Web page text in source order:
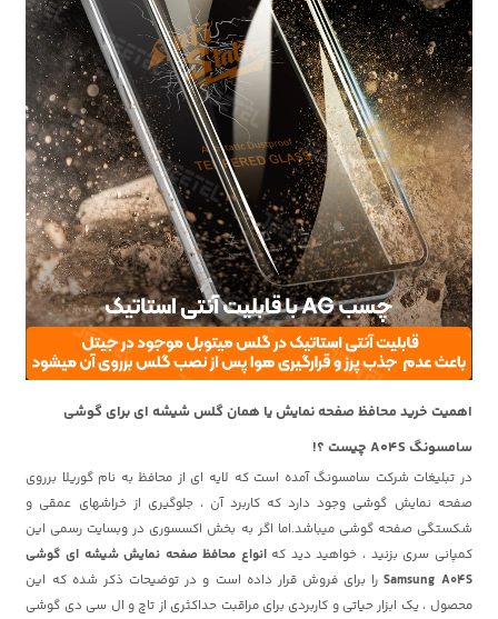
اهمیت خرید محافظ صفحه نمایش یا همان گلس شیشه ای برای گوشی
سامسونگ A04S چیست ؟!
در تبلیغات شرکت سامسونگ آمده است که لایه ای از محافظ به نام گوریلا برروی
صفحه نمایش گوشی وجود دارد که کاربرد آن ، جلوگیری از خراشهای عمقی و
شکستگی صفحه گوشی میباشد.اما اگر به بخش اکسسوری در وبسایت رسمی این
کمپانی سری بزنید ، خواهید دید کهانواع محافظ صفحه نمایش شیشه ای گوشی
Samsung A04Sرا برای فروش قرار داده است و در توضیحات ذکر شده که این
محصول ، یک ابزار حیاتی و کاربردی برای مراقبت حداکثری از تاچ و ال سی دی گوشی